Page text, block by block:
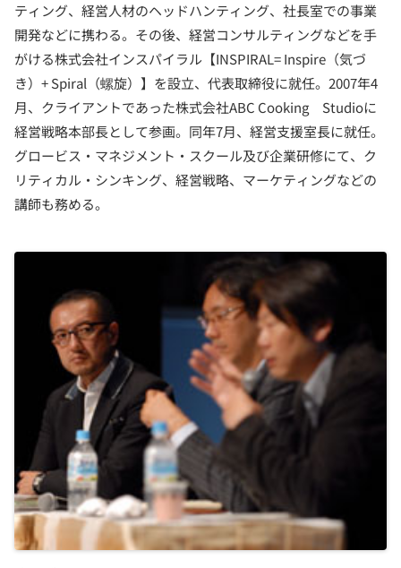
ティング、経営人材のヘッドハンティング、社長室での事業
開発などに携わる。その後、経営コンサルティングなどを手
がける株式会社インスパイラル【INSPIRAL= Inspire（気づ
き）+ Spiral（螺旋）】を設立、代表取締役に就任。2007年4
月、クライアントであった株式会社ABC Cooking Studioに
経営戦略本部長として参画。同年7月、経営支援室長に就任。
グロービス・マネジメント・スクール及び企業研修にて、ク
リティカル・シンキング、経営戦略、マーケティングなどの
講師も務める。